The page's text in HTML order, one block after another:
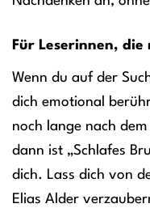
Für Leserinnen, die
Wenn du auf der
dich emotional
noch lange nach
dann ist „Schlafes
dich. Lass dich von
Elias Alder